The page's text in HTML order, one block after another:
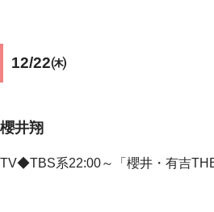
12/22㈭
櫻井翔
TV◆TBS系22:00～「櫻井・有吉